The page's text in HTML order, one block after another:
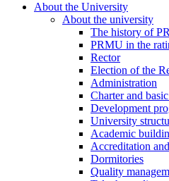
About the University
About the university
The history of
PRMU in the
Rector
Election of the
Administration
Charter and
Development
University
Academic
Accreditation
Dormitories
Quality